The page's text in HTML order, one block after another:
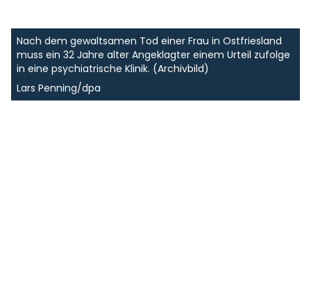
Nach dem gewaltsamen Tod einer Frau in Ostfriesland
muss ein 32 Jahre alter Angeklagter einem Urteil zufolge
in eine psychiatrische Klinik. (Archivbild)
Lars Penning/dpa